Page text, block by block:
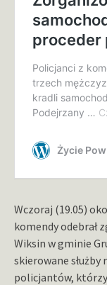
Wczoraj (19.05)
komendy odebrał
Wiksin w gminie
skierowane
policjantów,